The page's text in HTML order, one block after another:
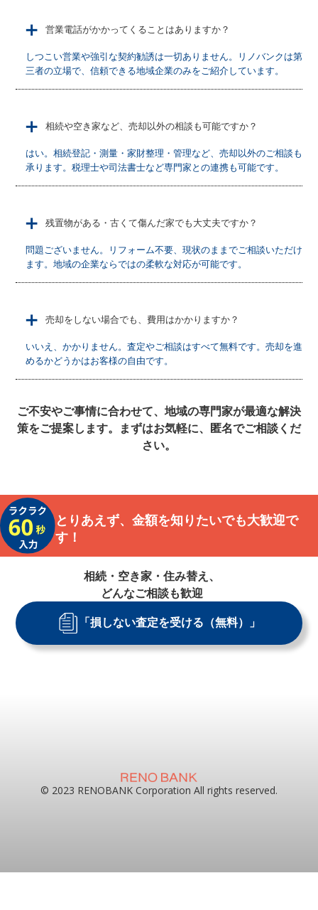
＋ 営業電話がかかってくることはありますか？
しつこい営業や強引な契約勧誘は一切ありません。リノバンクは第
三者の立場で、信頼できる地域企業のみをご紹介しています。
＋ 相続や空き家など、売却以外の相談も可能ですか？
はい。相続登記・測量・家財整理・管理など、売却以外のご相談も
承ります。税理士や司法書士など専門家との連携も可能です。
＋ 残置物がある・古くて傷んだ家でも大丈夫ですか？
問題ございません。リフォーム不要、現状のままでご相談いただけ
ます。地域の企業ならではの柔軟な対応が可能です。
＋ 売却をしない場合でも、費用はかかりますか？
いいえ、かかりません。査定やご相談はすべて無料です。売却を進
めるかどうかはお客様の自由です。
ご不安やご事情に合わせて、地域の専門家が最適な解決
策をご提案します。まずはお気軽に、匿名でご相談くだ
さい。
とりあえず、金額を知りたいでも大歓迎で
す！
相続・空き家・住み替え、
どんなご相談も歓迎
「損しない査定を受ける（無料）」
© 2023 RENOBANK Corporation All rights reserved.